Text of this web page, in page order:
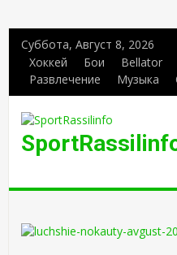
Суббота, Август 8, 2026
Хоккей
Бои Bellator
Развлечение
Музыка